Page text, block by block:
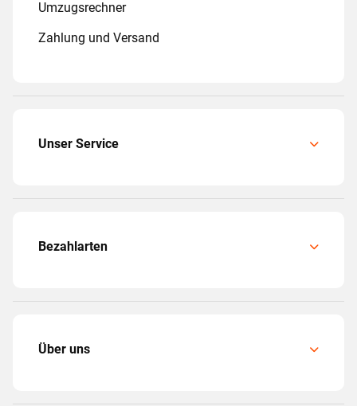
Umzugsrechner
Zahlung und Versand
Unser Service
Bezahlarten
Über uns